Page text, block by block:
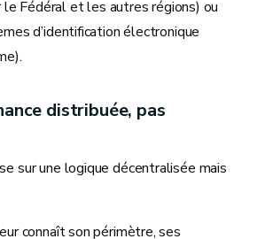
Fédéral et les autres régions) ou
d’identification électronique
distribuée, pas
sur une logique décentralisée mais
connaît son périmètre, ses